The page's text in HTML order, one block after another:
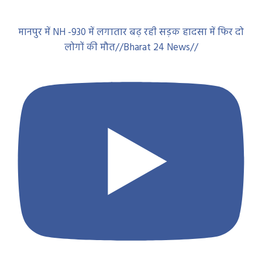
मानपुर में NH -930 में लगातार बढ़ रही सड़क हादसा में फिर दो
लोगों की मौत//Bharat 24 News//